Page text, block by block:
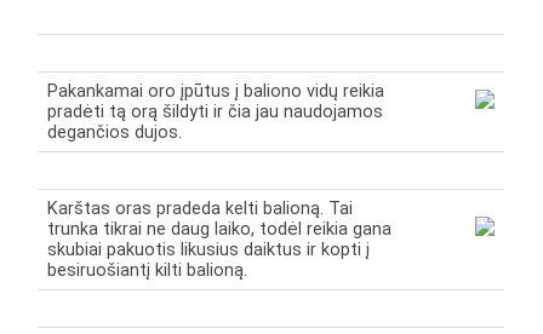
Pakankamai oro įpūtus į baliono vidų reikia
pradėti tą orą šildyti ir čia jau naudojamos
degančios dujos.
Karštas oras pradeda kelti balioną. Tai
trunka tikrai ne daug laiko, todėl reikia gana
skubiai pakuotis likusius daiktus ir kopti į
besiruošiantį kilti balioną.